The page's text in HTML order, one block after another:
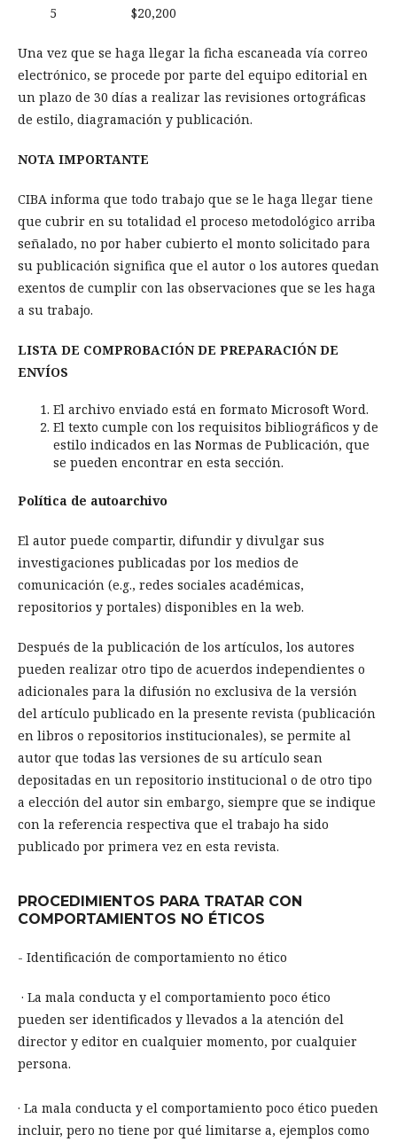
5 $20,200
Una vez que se haga llegar la ficha escaneada vía correo
electrónico, se procede por parte del equipo editorial en
un plazo de 30 días a realizar las revisiones ortográficas
de estilo, diagramación y publicación.
NOTA IMPORTANTE
CIBA informa que todo trabajo que se le haga llegar tiene
que cubrir en su totalidad el proceso metodológico arriba
señalado, no por haber cubierto el monto solicitado para
su publicación significa que el autor o los autores quedan
exentos de cumplir con las observaciones que se les haga
a su trabajo.
LISTA DE COMPROBACIÓN DE PREPARACIÓN DE
ENVÍOS
El archivo enviado está en formato Microsoft Word.
El texto cumple con los requisitos bibliográficos y de
estilo indicados en las Normas de Publicación, que
se pueden encontrar en esta sección.
Política de autoarchivo
El autor puede compartir, difundir y divulgar sus
investigaciones publicadas por los medios de
comunicación (e.g., redes sociales académicas,
repositorios y portales) disponibles en la web.
Después de la publicación de los artículos, los autores
pueden realizar otro tipo de acuerdos independientes o
adicionales para la difusión no exclusiva de la versión
del artículo publicado en la presente revista (publicación
en libros o repositorios institucionales), se permite al
autor que todas las versiones de su artículo sean
depositadas en un repositorio institucional o de otro tipo
a elección del autor sin embargo, siempre que se indique
con la referencia respectiva que el trabajo ha sido
publicado por primera vez en esta revista.
PROCEDIMIENTOS PARA TRATAR CON
COMPORTAMIENTOS NO ÉTICOS
- Identificación de comportamiento no ético
· La mala conducta y el comportamiento poco ético
pueden ser identificados y llevados a la atención del
director y editor en cualquier momento, por cualquier
persona.
· La mala conducta y el comportamiento poco ético pueden
incluir, pero no tiene por qué limitarse a, ejemplos como